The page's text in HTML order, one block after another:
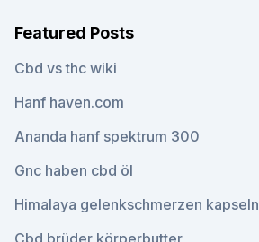
Featured Posts
Cbd vs thc wiki
Hanf haven.com
Ananda hanf spektrum 300
Gnc haben cbd öl
Himalaya gelenkschmerzen kapseln
Cbd brüder körperbutter